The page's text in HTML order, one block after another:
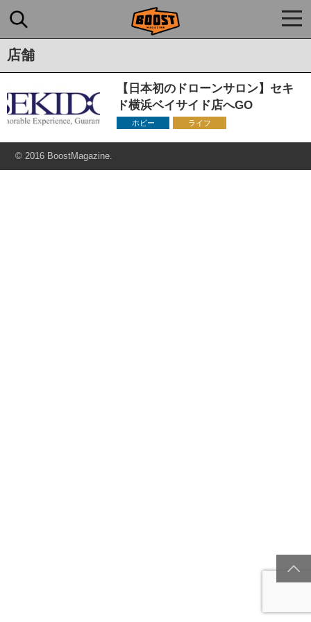
店舗
【日本初のドローンサロン】セキ
ド横浜ベイサイド店へGO
ホビー ライフ
© 2016 BoostMagazine.